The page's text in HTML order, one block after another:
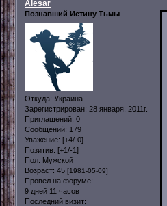
Alesar
Познавший Истину Тьмы
Откуда: Украина
Зарегистрирован: 28 января, 2011г.
Приглашений: 0
Сообщений: 179
Уважение: [+4/-0]
Позитив: [+1/-1]
Пол: Мужской
Возраст: 45 [1981-05-09]
Провел на форуме:
9 дней 11 часов
Последний визит: